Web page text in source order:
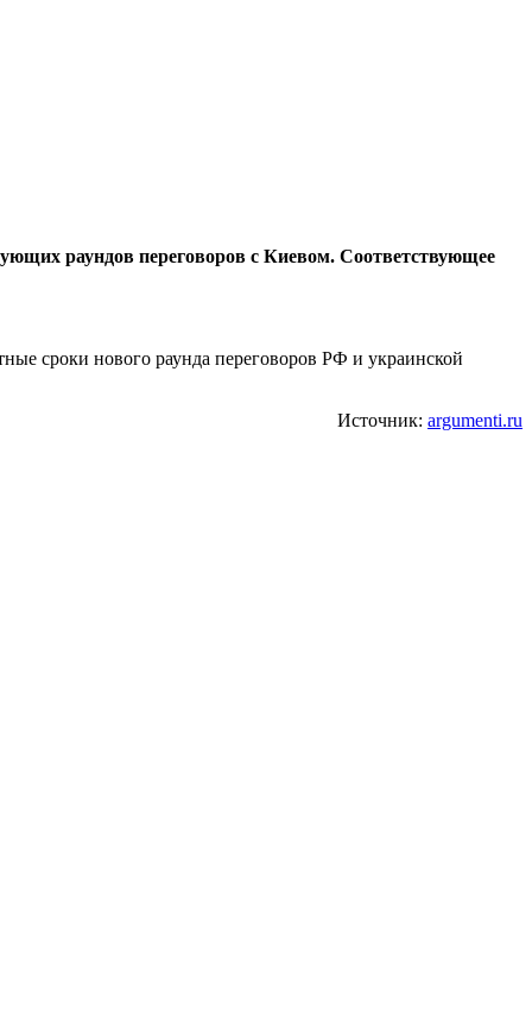
раундов переговоров с Киевом. Соответствующее
сроки нового раунда переговоров РФ и украинской
Источник: argumenti.ru